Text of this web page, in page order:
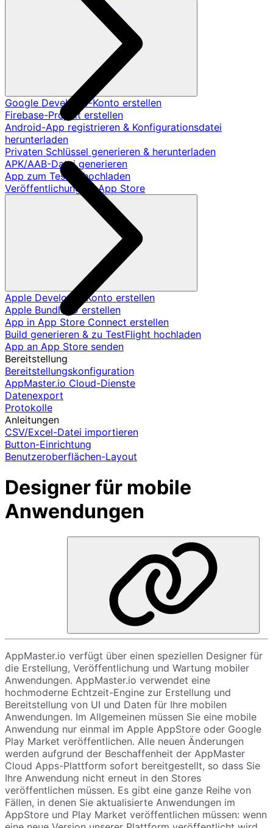
Google Developer-Konto erstellen
Firebase-Projekt erstellen
Android-App registrieren & Konfigurationsdatei
herunterladen
Privaten Schlüssel generieren & herunterladen
APK/AAB-Datei generieren
App zum Testen hochladen
Veröffentlichung im App Store
Apple Developer-Konto erstellen
Apple Bundle ID erstellen
App in App Store Connect erstellen
Build generieren & zu TestFlight hochladen
App an App Store senden
Bereitstellung
Bereitstellungskonfiguration
AppMaster.io Cloud-Dienste
Datenexport
Protokolle
Anleitungen
CSV/Excel-Datei importieren
Button-Einrichtung
Benutzeroberflächen-Layout
Designer für mobile
Anwendungen
AppMaster.io verfügt über einen speziellen Designer für
die Erstellung, Veröffentlichung und Wartung mobiler
Anwendungen. AppMaster.io verwendet eine
hochmoderne Echtzeit-Engine zur Erstellung und
Bereitstellung von UI und Daten für Ihre mobilen
Anwendungen. Im Allgemeinen müssen Sie eine mobile
Anwendung nur einmal im Apple AppStore oder Google
Play Market veröffentlichen. Alle neuen Änderungen
werden aufgrund der Beschaffenheit der AppMaster
Cloud Apps-Plattform sofort bereitgestellt, so dass Sie
Ihre Anwendung nicht erneut in den Stores
veröffentlichen müssen. Es gibt eine ganze Reihe von
Fällen, in denen Sie aktualisierte Anwendungen im
AppStore und Play Market veröffentlichen müssen: wenn